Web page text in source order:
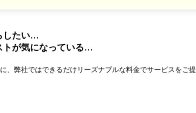
したい…
トが気になっている…
、弊社ではできるだけリーズナブルな料金でサービスをご提